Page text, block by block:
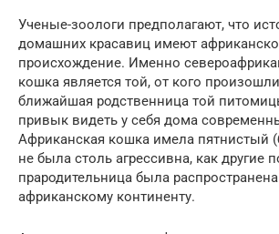
Ученые-зоологи предполагают, что
домашних красавиц имеют
происхождение. Именно
кошка является той, от кого
ближайшая родственница той
привык видеть у себя дома
Африканская кошка имела пятнистый
не была столь агрессивна, как другие
прародительница была
африканскому континенту.